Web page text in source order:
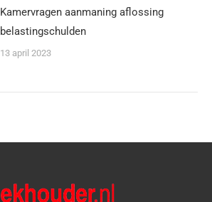
Kamervragen aanmaning aflossing
belastingschulden
13 april 2023